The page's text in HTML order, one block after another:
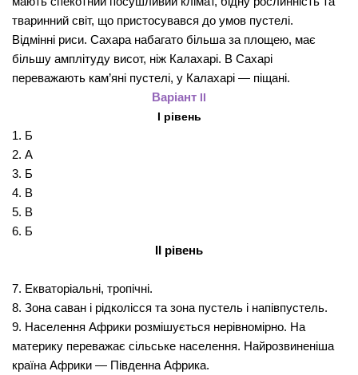
тваринний світ, що пристосувався до умов пустелі.
Відмінні риси. Сахара набагато більша за площею, має
більшу амплітуду висот, ніж Калахарі. В Сахарі
переважають кам’яні пустелі, у Калахарі — піщані.
Варіант II
І рівень
1. Б
2. А
3. Б
4. В
5. В
6. Б
II рівень
7. Екваторіальні, тропічні.
8. Зона саван і рідколісся та зона пустель і напівпустель.
9. Населення Африки розмішується нерівномірно. На
материку переважає сільське населення. Найрозвиненіша
країна Афри­ки — Південна Африка.